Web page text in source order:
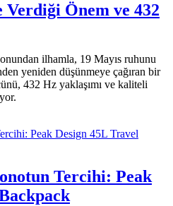
Önem ve 432
ilhamla, 19 Mayıs ruhunu
yeniden düşünmeye çağıran bir
432 Hz yaklaşımı ve kaliteli
Tercihi: Peak